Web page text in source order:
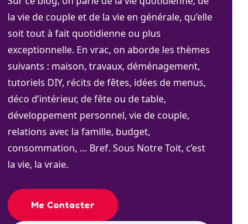
la vie de couple et de la vie en générale, qu’elle
soit tout à fait quotidienne ou plus
exceptionnelle. En vrac, on aborde les thèmes
suivants : maison, travaux, déménagement,
tutoriels DIY, récits de fêtes, idées de menus,
déco d’intérieur, de fête ou de table,
développement personnel, vie de couple,
relations avec la famille, budget,
consommation, … Bref. Sous Notre Toit, c’est
la vie, la vraie.
Me Contacter